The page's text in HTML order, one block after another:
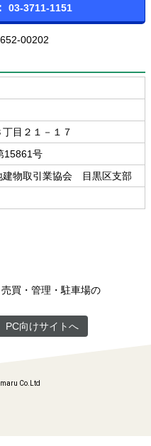
03-3711-1151
00202
目２１－１７
15861号
建物取引業協会 目黒区支部
PC向けサイトへ
Co.Ltd